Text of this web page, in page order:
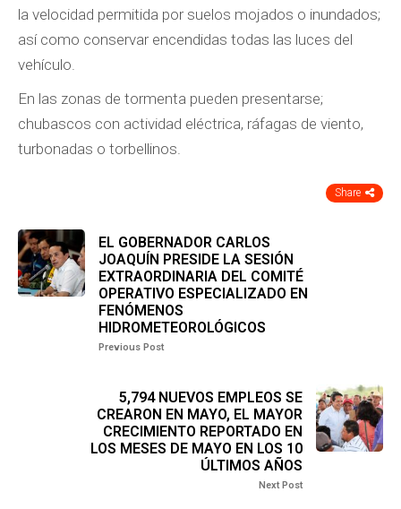
la velocidad permitida por suelos mojados o inundados;
así como conservar encendidas todas las luces del
vehículo.
En las zonas de tormenta pueden presentarse;
chubascos con actividad eléctrica, ráfagas de viento,
turbonadas o torbellinos.
Share
EL GOBERNADOR CARLOS
JOAQUÍN PRESIDE LA SESIÓN
EXTRAORDINARIA DEL COMITÉ
OPERATIVO ESPECIALIZADO EN
FENÓMENOS
HIDROMETEOROLÓGICOS
Previous Post
5,794 NUEVOS EMPLEOS SE
CREARON EN MAYO, EL MAYOR
CRECIMIENTO REPORTADO EN
LOS MESES DE MAYO EN LOS 10
ÚLTIMOS AÑOS
Next Post